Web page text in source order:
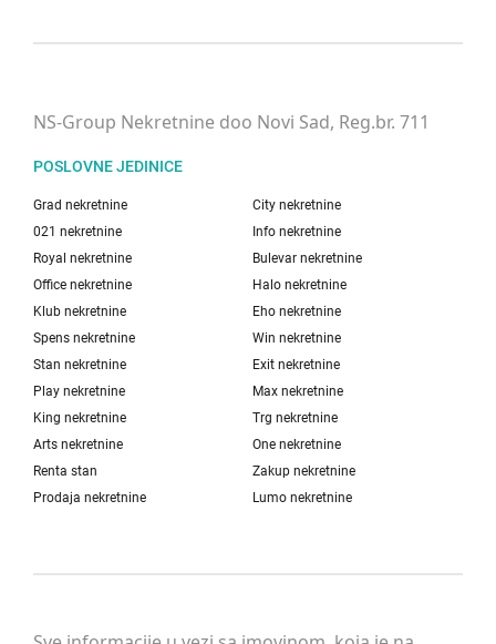
NS-Group Nekretnine doo Novi Sad, Reg.br. 711
POSLOVNE JEDINICE
Grad nekretnine
City nekretnine
021 nekretnine
Info nekretnine
Royal nekretnine
Bulevar nekretnine
Office nekretnine
Halo nekretnine
Klub nekretnine
Eho nekretnine
Spens nekretnine
Win nekretnine
Stan nekretnine
Exit nekretnine
Play nekretnine
Max nekretnine
King nekretnine
Trg nekretnine
Arts nekretnine
One nekretnine
Renta stan
Zakup nekretnine
Prodaja nekretnine
Lumo nekretnine